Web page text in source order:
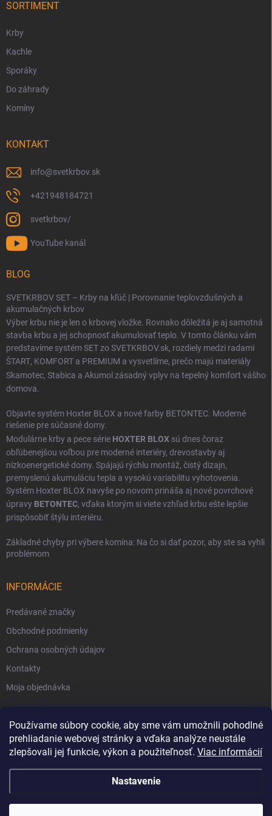
Používame súbory cookie, aby sme vám umožnili pohodlné
prehliadanie webovej stránky a vďaka analýze neustále
zlepšovali jej funkcie, výkon a použiteľnosť. Viac informácií
Nastavenie
SORTIMENT
Krby
Kachle
Sporáky
Do záhrady
Komíny
KONTAKT
info@svetkrbov.sk
+421948184721
svetkrbov/
YouTube kanál
BLOG
SVETKRBOV SET – Krby na kľúč | Porovnanie teplovzdušných a
akumulačných krbov
Výber krbu nie je len o krbovej vložke. Rovnako dôležitá je aj samotná
stavba krbu a jej schopnosť akumulovať teplo. V tomto článku vám
predstavíme systém SET zo SVETKRBOV.sk, rozdiely medzi radami
ŠTART, KOMFORT a PREMIUM a vysvetlíme, prečo majú materiály
Skamotec, Stabica a Akumol zásadný vplyv na tepelný komfort vášho
domova.
Objavte systém Hoxter BLOX a nové farby BETONTEC. Moderné
riešenie pre súčasné domy.
Modulárne krby a pece série HOXTER BLOX sú dnes čoraz
obľúbenejšou voľbou pre moderné interiéry, drevostavby aj
nízkoenergetické domy. Spájajú rýchlu montáž, čistý dizajn,
premyslenú akumuláciu tepla a vysokú variabilitu vyhotovenia.
Systém Hoxter BLOX navyše po novom prináša aj nové povrchové
úpravy BETONTEC, vďaka ktorým si viete vzhľad krbu ešte lepšie
prispôsobiť štýlu interiéru.
Základné chyby pri výbere komína: Na čo si dať pozor, aby ste sa vyhli
problémom
INFORMÁCIE
Predávané značky
Obchodné podmienky
Ochrana osobných údajov
Kontakty
Moja objednávka